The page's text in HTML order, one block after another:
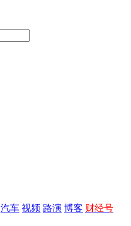
汽车 视频 路演 博客 财经号